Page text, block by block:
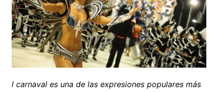
l carnaval es una de las expresiones populares más